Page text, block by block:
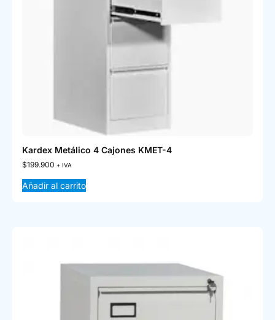
Kardex Metálico 4 Cajones KMET-4
$199.900 + IVA
Añadir al carrito